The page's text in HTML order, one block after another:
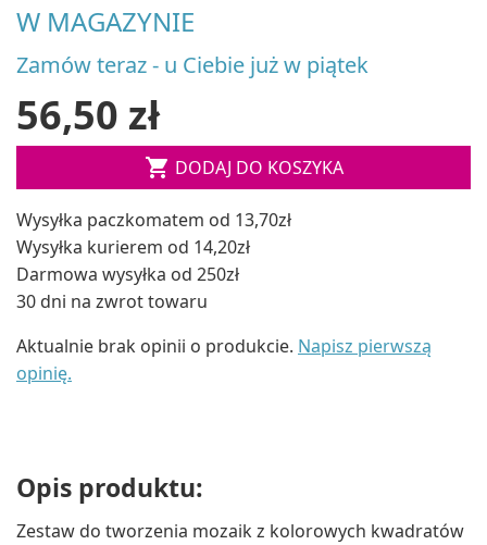
W MAGAZYNIE
Zamów teraz - u Ciebie już w piątek
56,50 zł
 DODAJ DO KOSZYKA
Wysyłka paczkomatem od 13,70zł
Wysyłka kurierem od 14,20zł
Darmowa wysyłka od 250zł
30 dni na zwrot towaru
Aktualnie brak opinii o produkcie. Napisz pierwszą
opinię.
Opis produktu:
Zestaw do tworzenia mozaik z kolorowych kwadratów